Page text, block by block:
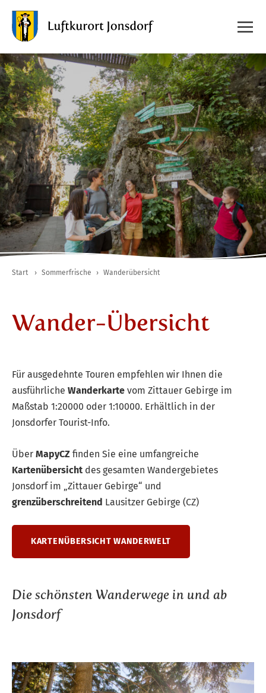
Start › Sommerfrische › Wanderübersicht
Wander-Übersicht
Für ausgedehnte Touren empfehlen wir Ihnen die
ausführliche Wanderkarte vom Zittauer Gebirge im
Maßstab 1:20000 oder 1:10000. Erhältlich in der
Jonsdorfer Tourist-Info.
Über MapyCZ finden Sie eine umfangreiche
Kartenübersicht des gesamten Wandergebietes
Jonsdorf im „Zittauer Gebirge“ und
grenzüberschreitend Lausitzer Gebirge (CZ)
KARTENÜBERSICHT WANDERWELT
Die schönsten Wanderwege in und ab
Jonsdorf